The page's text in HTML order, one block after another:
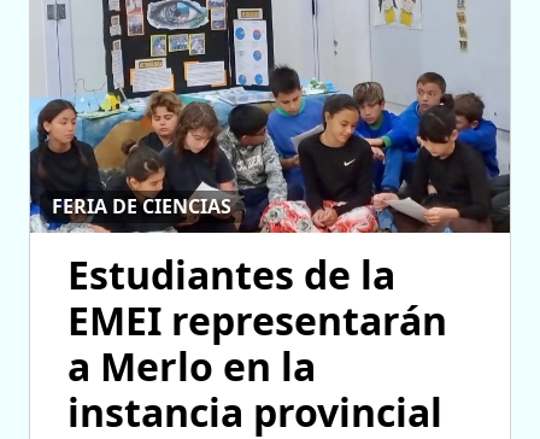
FERIA DE CIENCIAS
Estudiantes de la
EMEI representarán
a Merlo en la
instancia provincial